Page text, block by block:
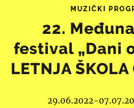
MUZIČKI
22.
festival „Dani
LETNJA ŠKOLA
29.06.2022-